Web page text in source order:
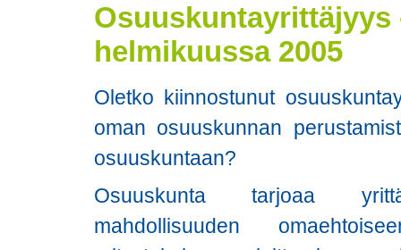
helmikuussa 2005
Oletko kiinnostunut
oman osuuskunnan
osuuskuntaan?
Osuuskunta tarjoaa
mahdollisuuden